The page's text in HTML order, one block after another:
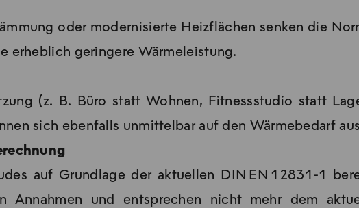
oder modernisierte Heizflächen senken die
erheblich geringere Wärmeleistung.
(z. B. Büro statt Wohnen, Fitnessstudio statt
sich ebenfalls unmittelbar auf den Wärmebedarf
auf Grundlage der aktuellen DIN EN 12831-1
Annahmen und entsprechen nicht mehr dem